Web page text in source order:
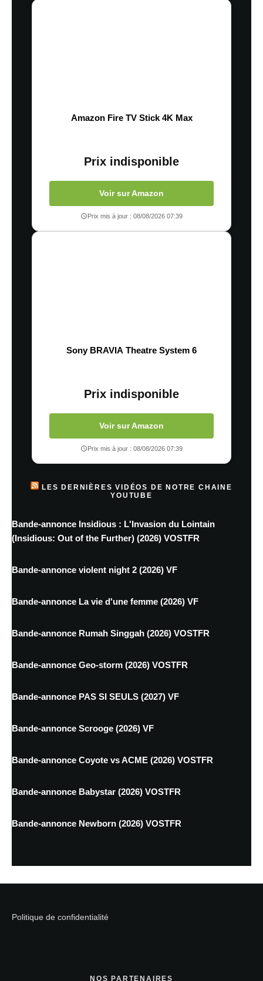
Amazon Fire TV Stick 4K Max
Prix indisponible
Voir sur Amazon
Prix mis à jour : 08/08/2026 07:39
Sony BRAVIA Theatre System 6
Prix indisponible
Voir sur Amazon
Prix mis à jour : 08/08/2026 07:39
LES DERNIÈRES VIDÉOS DE NOTRE CHAINE
YOUTUBE
Bande-annonce Insidious : L'Invasion du Lointain
(Insidious: Out of the Further) (2026) VOSTFR
Bande-annonce violent night 2 (2026) VF
Bande-annonce La vie d'une femme (2026) VF
Bande-annonce Rumah Singgah (2026) VOSTFR
Bande-annonce Geo-storm (2026) VOSTFR
Bande-annonce PAS SI SEULS (2027) VF
Bande-annonce Scrooge (2026) VF
Bande-annonce Coyote vs ACME (2026) VOSTFR
Bande-annonce Babystar (2026) VOSTFR
Bande-annonce Newborn (2026) VOSTFR
Politique de confidentialité
NOS PARTENAIRES